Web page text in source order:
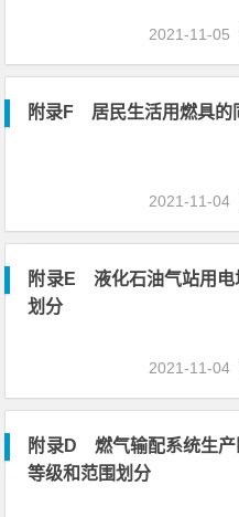
2021-11-05
附录F 居民生活用燃具的
2021-11-04
附录E 液化石油气站用电
划分
2021-11-04
附录D 燃气输配系统生产
等级和范围划分